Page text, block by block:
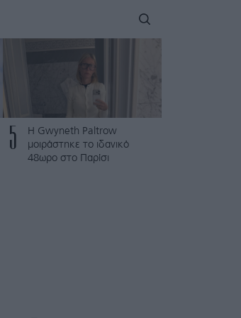
5
Η Gwyneth Paltrow
μοιράστηκε το ιδανικό
48ωρο στο Παρίσι